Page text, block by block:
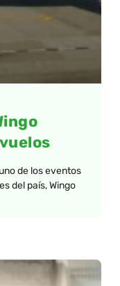
de los eventos
del país, Wingo